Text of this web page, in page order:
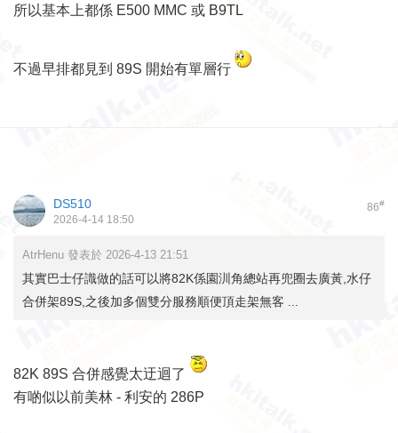
所以基本上都係 E500 MMC 或 B9TL
不過早排都見到 89S 開始有單層行
86#
DS510
2026-4-14 18:50
AtrHenu 發表於 2026-4-13 21:51
其實巴士仔識做的話可以將82K係園汌角總站再兜圈去廣黃,水仔
合併架89S,之後加多個雙分服務順便頂走架無客 ...
82K 89S 合併感覺太迂迴了
有啲似以前美林 - 利安的 286P